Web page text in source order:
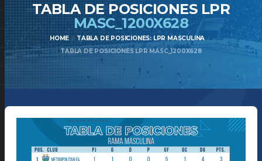
TABLA DE POSICIONES LPR
MASC_1200X628
HOME
TABLA DE POSICIONES: LPR MASCULINA
TABLA DE POSICIONES LPR MASC_1200X628